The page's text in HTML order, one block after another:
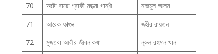
70
অটো বায়ো গ্রাফী মহাত্মা গান্ধী
নাজমুল আলম
71
আরেক ফাল্গুন
জহীর রায়হান
72
মুজতবা আলীর জীবন কথা
নূরুল রহমান খান